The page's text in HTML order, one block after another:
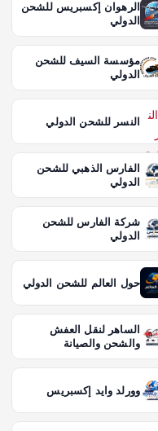
الرهوان إكسبريس للشحن
الدولي
مؤسسة السيف للشحن
الدولي
النسر للشحن الدولي
الفارس الذهبي للشحن
الدولي
شركة الفارس للشحن
الدولي
حول العالم للشحن الدولي
الساهر لنقل العفش
والشحن والصيانة
وورلد وايد إكسبريس